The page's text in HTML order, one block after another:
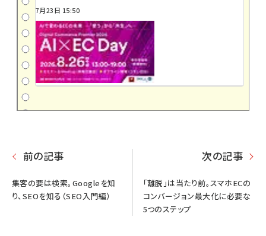
7月23日 15:50
前の記事
集客の要は検索。Googleを知
り、SEOを知る（SEO入門編）
次の記事
「離脱」は当たり前。スマホECの
コンバージョン最大化に必要な
5つのステップ